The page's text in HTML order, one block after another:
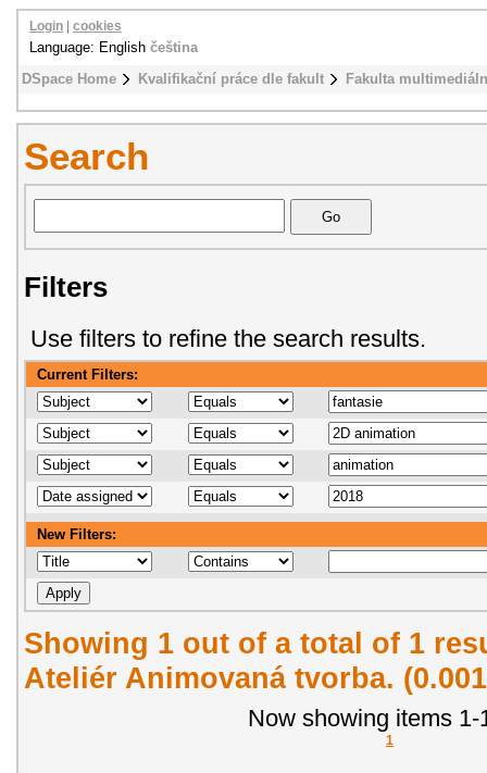
DSpace Home Kvalifikační práce dle fakult Fakulta
Login cookies
Language: English čeština
Search
Filters
Use filters to refine the search results.
Current Filters:
New Filters:
Showing 1 out of a total of 1
Ateliér Animovaná tvorba.
Now showing items 1-
1